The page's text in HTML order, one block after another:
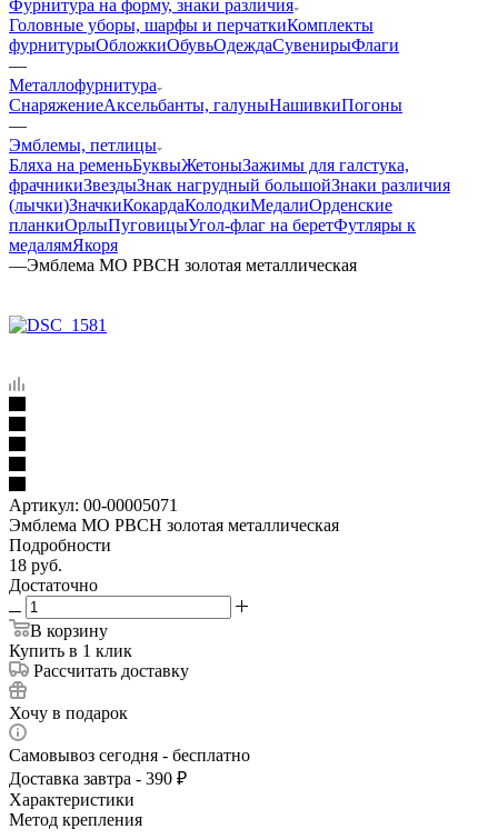
Фурнитура на форму, знаки различия
Головные уборы, шарфы и перчаткиКомплекты
фурнитурыОбложкиОбувьОдеждаСувенирыФлаги
—
Металлофурнитура
СнаряжениеАксельбанты, галуныНашивкиПогоны
—
Эмблемы, петлицы
Бляха на ременьБуквыЖетоныЗажимы для галстука,
фрачникиЗвездыЗнак нагрудный большойЗнаки различия
(лычки)ЗначкиКокардаКолодкиМедалиОрденские
планкиОрлыПуговицыУгол-флаг на беретФутляры к
медалямЯкоря
—Эмблема МО РВСН золотая металлическая
Артикул: 00-00005071
Эмблема МО РВСН золотая металлическая
Подробности
18 руб.
Достаточно
В корзину
Купить в 1 клик
Рассчитать доставку
Хочу в подарок
Самовывоз сегодня - бесплатно
Доставка завтра - 390 ₽
Характеристики
Метод крепления